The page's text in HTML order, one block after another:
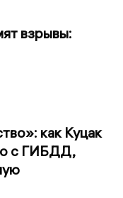
взрывы:
как Куцак
с ГИБДД,